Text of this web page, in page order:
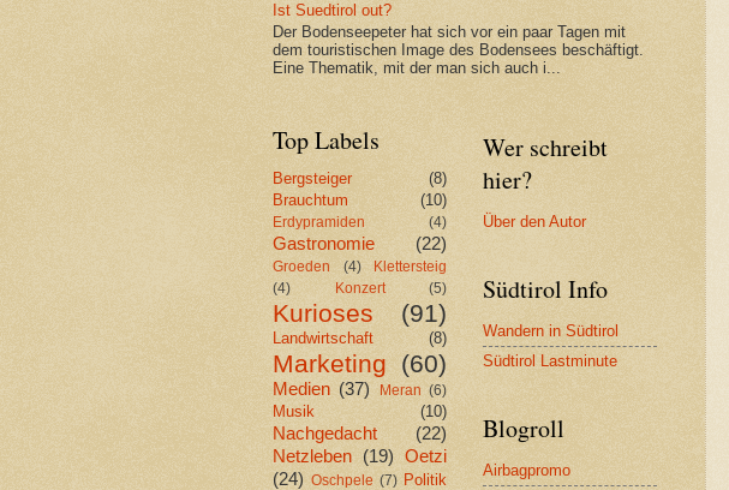
Ist Suedtirol out?
Der Bodenseepeter hat sich vor ein paar Tagen mit
dem touristischen Image des Bodensees beschäftigt.
Eine Thematik, mit der man sich auch i...
Top Labels
Bergsteiger
(8)
Brauchtum
(10)
Erdypramiden (4)
Gastronomie (22)
Groeden (4)
Klettersteig
(4)
Konzert (5)
Kurioses (91)
Landwirtschaft (8)
Marketing (60)
Medien (37) Meran (6)
Musik (10)
Nachgedacht
(22)
Netzleben (19) Oetzi
(24) Oschpele (7) Politik
Wer schreibt
hier?
Über den Autor
Südtirol Info
Wandern in Südtirol
Südtirol Lastminute
Blogroll
Airbagpromo